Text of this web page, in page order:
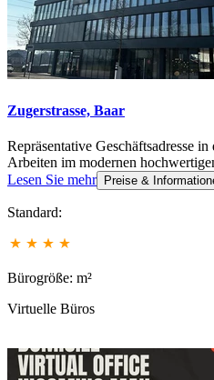
Zugerstrasse, Baar
Repräsentative Geschäftsadresse
Arbeiten im modernen
Lesen Sie mehr
Preise &
Standard:
Bürogröße: m²
Virtuelle Büros